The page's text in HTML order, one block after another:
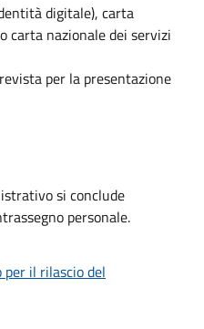
digitale), carta
carta nazionale dei servizi
per la presentazione
si conclude
personale.
il rilascio del